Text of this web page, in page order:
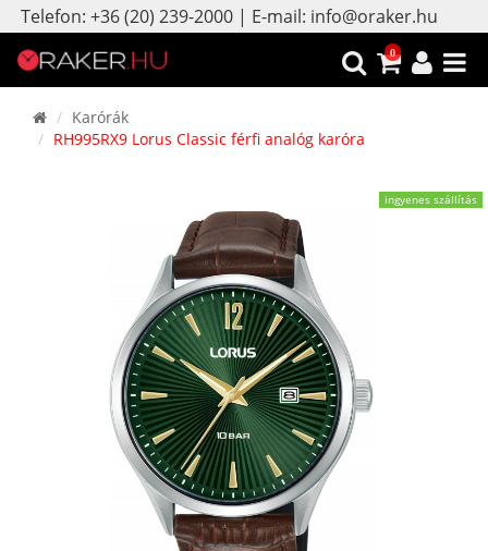
Telefon: +36 (20) 239-2000 | E-mail: info@oraker.hu
0
Karórák
RH995RX9 Lorus Classic férfi analóg karóra
ingyenes szállítás